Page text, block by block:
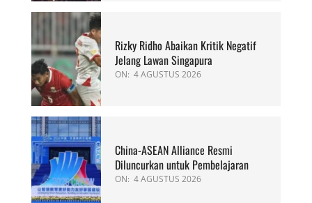
Rizky Ridho Abaikan Kritik Negatif
Jelang Lawan Singapura
ON: 4 AGUSTUS 2026
China-ASEAN Alliance Resmi
Diluncurkan untuk Pembelajaran
ON: 4 AGUSTUS 2026